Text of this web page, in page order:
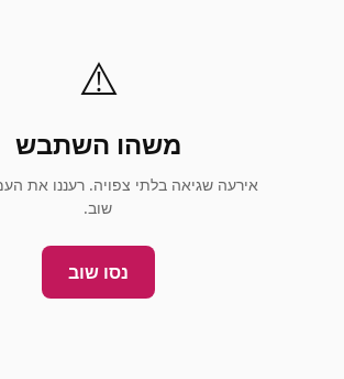
⚠️
משהו השתבש
אירעה שגיאה בלתי צפויה. רעננו את
שוב.
נסו שוב